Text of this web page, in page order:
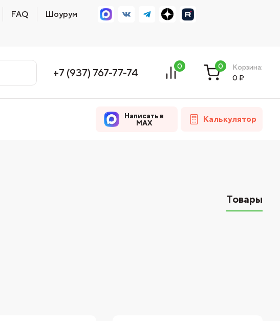
FAQ Шоурум
+7 (937) 767-77-74
0 0
Корзина:
0 ₽
Написать в
MAX
Калькулятор
Товары